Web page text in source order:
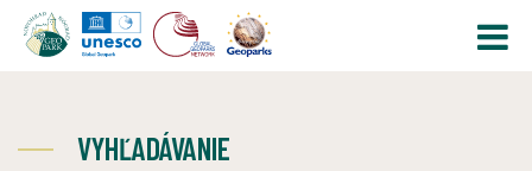
VYHĽADÁVANIE